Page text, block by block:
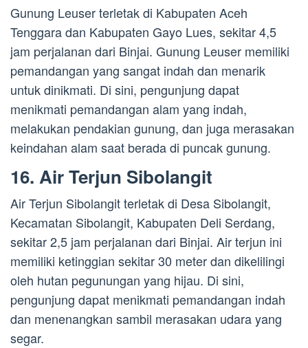
Gunung Leuser terletak di Kabupaten Aceh
Tenggara dan Kabupaten Gayo Lues, sekitar 4,5
jam perjalanan dari Binjai. Gunung Leuser memiliki
pemandangan yang sangat indah dan menarik
untuk dinikmati. Di sini, pengunjung dapat
menikmati pemandangan alam yang indah,
melakukan pendakian gunung, dan juga merasakan
keindahan alam saat berada di puncak gunung.
16. Air Terjun Sibolangit
Air Terjun Sibolangit terletak di Desa Sibolangit,
Kecamatan Sibolangit, Kabupaten Deli Serdang,
sekitar 2,5 jam perjalanan dari Binjai. Air terjun ini
memiliki ketinggian sekitar 30 meter dan dikelilingi
oleh hutan pegunungan yang hijau. Di sini,
pengunjung dapat menikmati pemandangan indah
dan menenangkan sambil merasakan udara yang
segar.